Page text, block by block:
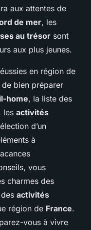
aux attentes de
de mer, les
au trésor sont
aux plus jeunes.
en région de
bien préparer
home, la liste des
les activités
d’un
à
vous
charmes des
activités
région de France.
vous à vivre